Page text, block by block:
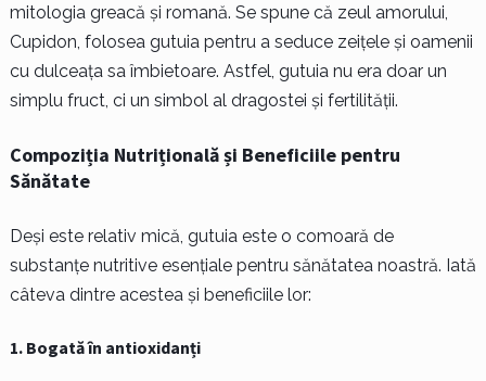
mitologia greacă și romană. Se spune că zeul amorului,
Cupidon, folosea gutuia pentru a seduce zeițele și oamenii
cu dulceața sa îmbietoare. Astfel, gutuia nu era doar un
simplu fruct, ci un simbol al dragostei și fertilității.
Compoziția Nutrițională și Beneficiile pentru
Sănătate
Deși este relativ mică, gutuia este o comoară de
substanțe nutritive esențiale pentru sănătatea noastră. Iată
câteva dintre acestea și beneficiile lor:
1. Bogată în antioxidanți